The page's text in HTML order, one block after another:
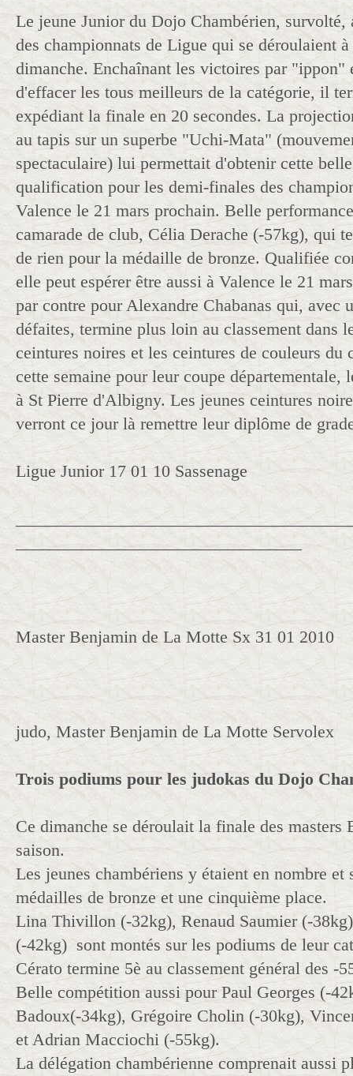
Le jeune Junior du Dojo Chambérien, survolté,
des championnats de Ligue qui se déroulaient à
dimanche. Enchaînant les victoires par "ippon"
d'effacer les tous meilleurs de la catégorie, il
expédiant la finale en 20 secondes. La
au tapis sur un superbe "Uchi-Mata"
spectaculaire) lui permettait d'obtenir cette
qualification pour les demi-finales des
Valence le 21 mars prochain. Belle
camarade de club, Célia Derache (-57kg), qui
de rien pour la médaille de bronze. Qualifiée
elle peut espérer être aussi à Valence le 21
par contre pour Alexandre Chabanas qui, avec
défaites, termine plus loin au classement dans
ceintures noires et les ceintures de couleurs du
cette semaine pour leur coupe départementale,
à St Pierre d'Albigny. Les jeunes ceintures
verront ce jour là remettre leur diplôme de
Ligue Junior 17 01 10 Sassenage
_________________________________
Master Benjamin de La Motte Sx 31 01 2010
judo, Master Benjamin de La Motte Servolex
Trois podiums pour les judokas du Dojo
Ce dimanche se déroulait la finale des masters
saison.
Les jeunes chambériens y étaient en nombre et
médailles de bronze et une cinquième place.
Lina Thivillon (-32kg), Renaud Saumier (-
(-42kg) sont montés sur les podiums de leur
Cérato termine 5è au classement général des -
Belle compétition aussi pour Paul Georges (-
Badoux(-34kg), Grégoire Cholin (-30kg),
et Adrian Macciochi (-55kg).
La délégation chambérienne comprenait aussi